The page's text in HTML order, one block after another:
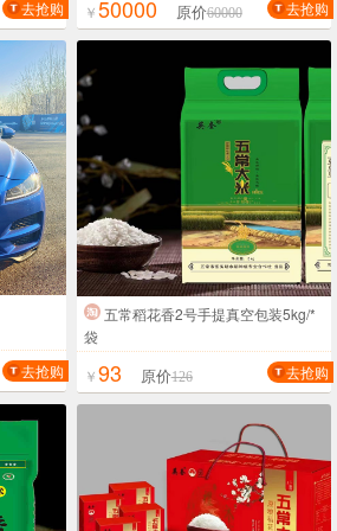
去抢购 ￥ 50000 原价60000 去抢购
去抢购
五常稻花香2号手提真空包装5kg/*
袋
￥ 93 原价126 去抢购